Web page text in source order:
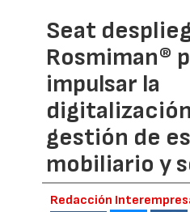
Seat
Rosmiman®
impulsar la
gestión de
mobiliario y
Redacción